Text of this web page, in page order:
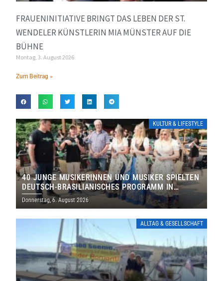
FRAUENINITIATIVE BRINGT DAS LEBEN DER ST.
WENDELER KÜNSTLERIN MIA MÜNSTER AUF DIE
BÜHNE
Montag, 3. August 2026
Zum Beitrag »
KULTUR & LIFESTYLE
40 JUNGE MUSIKERINNEN UND MUSIKER SPIELTEN
DEUTSCH-BRASILIANISCHES PROGRAMM IN
THOLEY
Donnerstag, 6. August 2026
ALLTAG & GESELLSCHAFT